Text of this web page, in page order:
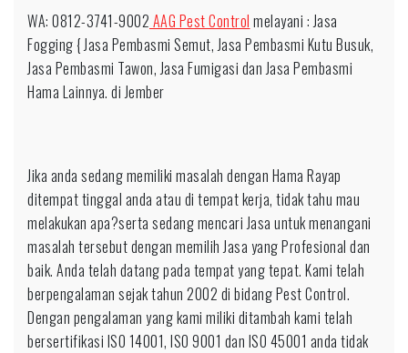
3741-
9002
Pest
daerah
Madiun
WA: 0812-3741-9002 AAG Pest Control melayani : Jasa
Fogging { Jasa Pembasmi Semut, Jasa Pembasmi Kutu Busuk,
Jasa Pembasmi Tawon, Jasa Fumigasi dan Jasa Pembasmi
Hama Lainnya. di Jember
Jika anda sedang memiliki masalah dengan Hama Rayap
ditempat tinggal anda atau di tempat kerja, tidak tahu mau
melakukan apa?serta sedang mencari Jasa untuk menangani
masalah tersebut dengan memilih Jasa yang Profesional dan
baik. Anda telah datang pada tempat yang tepat. Kami telah
berpengalaman sejak tahun 2002 di bidang Pest Control.
Dengan pengalaman yang kami miliki ditambah kami telah
bersertifikasi ISO 14001, ISO 9001 dan ISO 45001 anda tidak